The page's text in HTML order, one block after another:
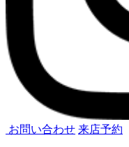
お問い合わせ 来店予約